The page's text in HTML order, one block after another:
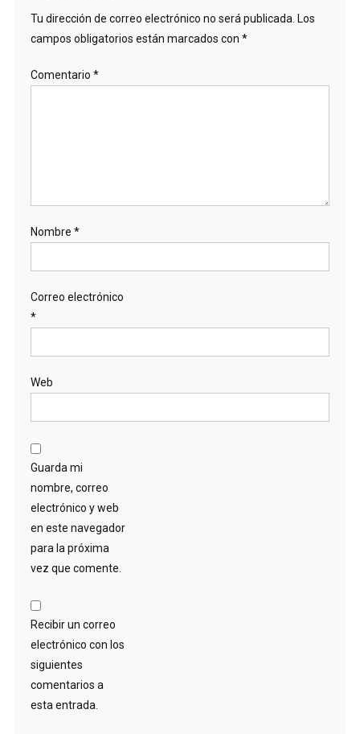
Tu dirección de correo electrónico no será publicada. Los
campos obligatorios están marcados con *
Comentario *
Nombre *
Correo electrónico
*
Web
Guarda mi
nombre, correo
electrónico y web
en este navegador
para la próxima
vez que comente.
Recibir un correo
electrónico con los
siguientes
comentarios a
esta entrada.